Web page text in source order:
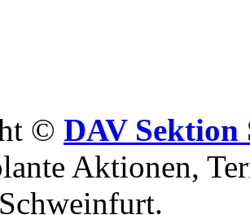
© DAV
Aktionen,